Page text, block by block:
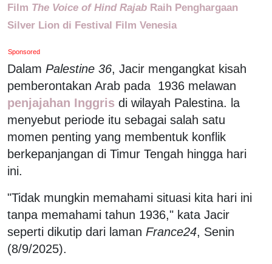
Film The Voice of Hind Rajab Raih Penghargaan
Silver Lion di Festival Film Venesia
Sponsored
Dalam Palestine 36, Jacir mengangkat kisah
pemberontakan Arab pada 1936 melawan
penjajahan Inggris di wilayah Palestina. la
menyebut periode itu sebagai salah satu
momen penting yang membentuk konflik
berkepanjangan di Timur Tengah hingga hari
ini.
"Tidak mungkin memahami situasi kita hari ini
tanpa memahami tahun 1936," kata Jacir
seperti dikutip dari laman France24, Senin
(8/9/2025).